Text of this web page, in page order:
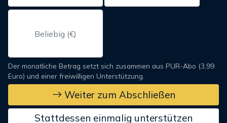
Der monatliche Betrag setzt sich zusammen aus PUR-Abo (3,99
Euro) und einer freiwilligen Unterstützung.
Weiter zum Abschließen
Stattdessen einmalig unterstützen